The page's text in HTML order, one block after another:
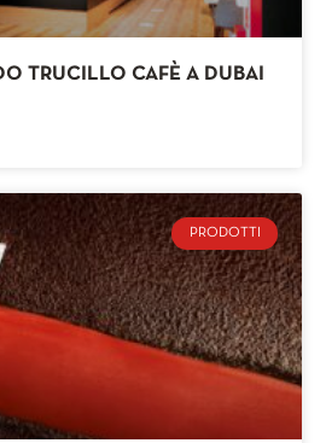
TRUCILLO CAFÈ A DUBAI
PRODOTTI